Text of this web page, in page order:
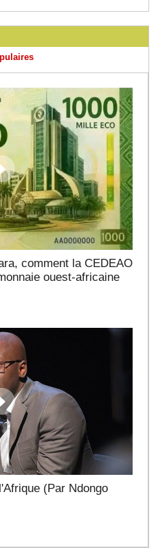
comment la CEDEAO
ouest-africaine
(Par Ndongo